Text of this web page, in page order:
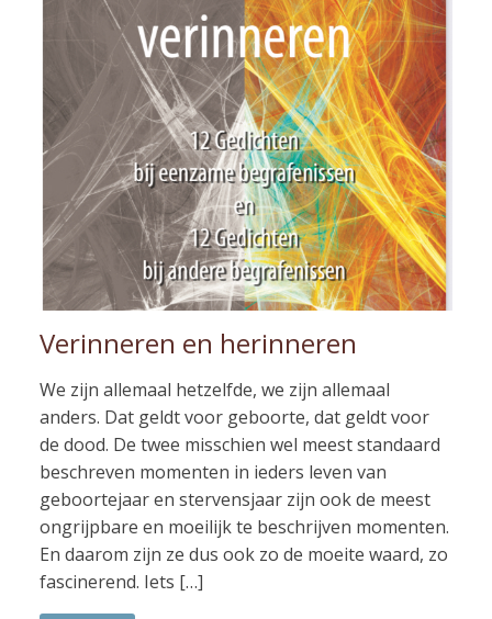
Verinneren en herinneren
We zijn allemaal hetzelfde, we zijn allemaal
anders. Dat geldt voor geboorte, dat geldt voor
de dood. De twee misschien wel meest standaard
beschreven momenten in ieders leven van
geboortejaar en stervensjaar zijn ook de meest
ongrijpbare en moeilijk te beschrijven momenten.
En daarom zijn ze dus ook zo de moeite waard, zo
fascinerend. Iets […]